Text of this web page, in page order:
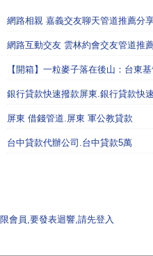
網路相親 嘉義交友聊天管道推薦分
網路互動交友 雲林約會交友管道推
【開箱】一粒麥子落在後山：台東
銀行貸款快速撥款屏東.銀行貸款快
屏東 借錢管道.屏東 軍公教貸款
台中貸款代辦公司.台中貸款5萬
限會員,要發表迴響,請先登入